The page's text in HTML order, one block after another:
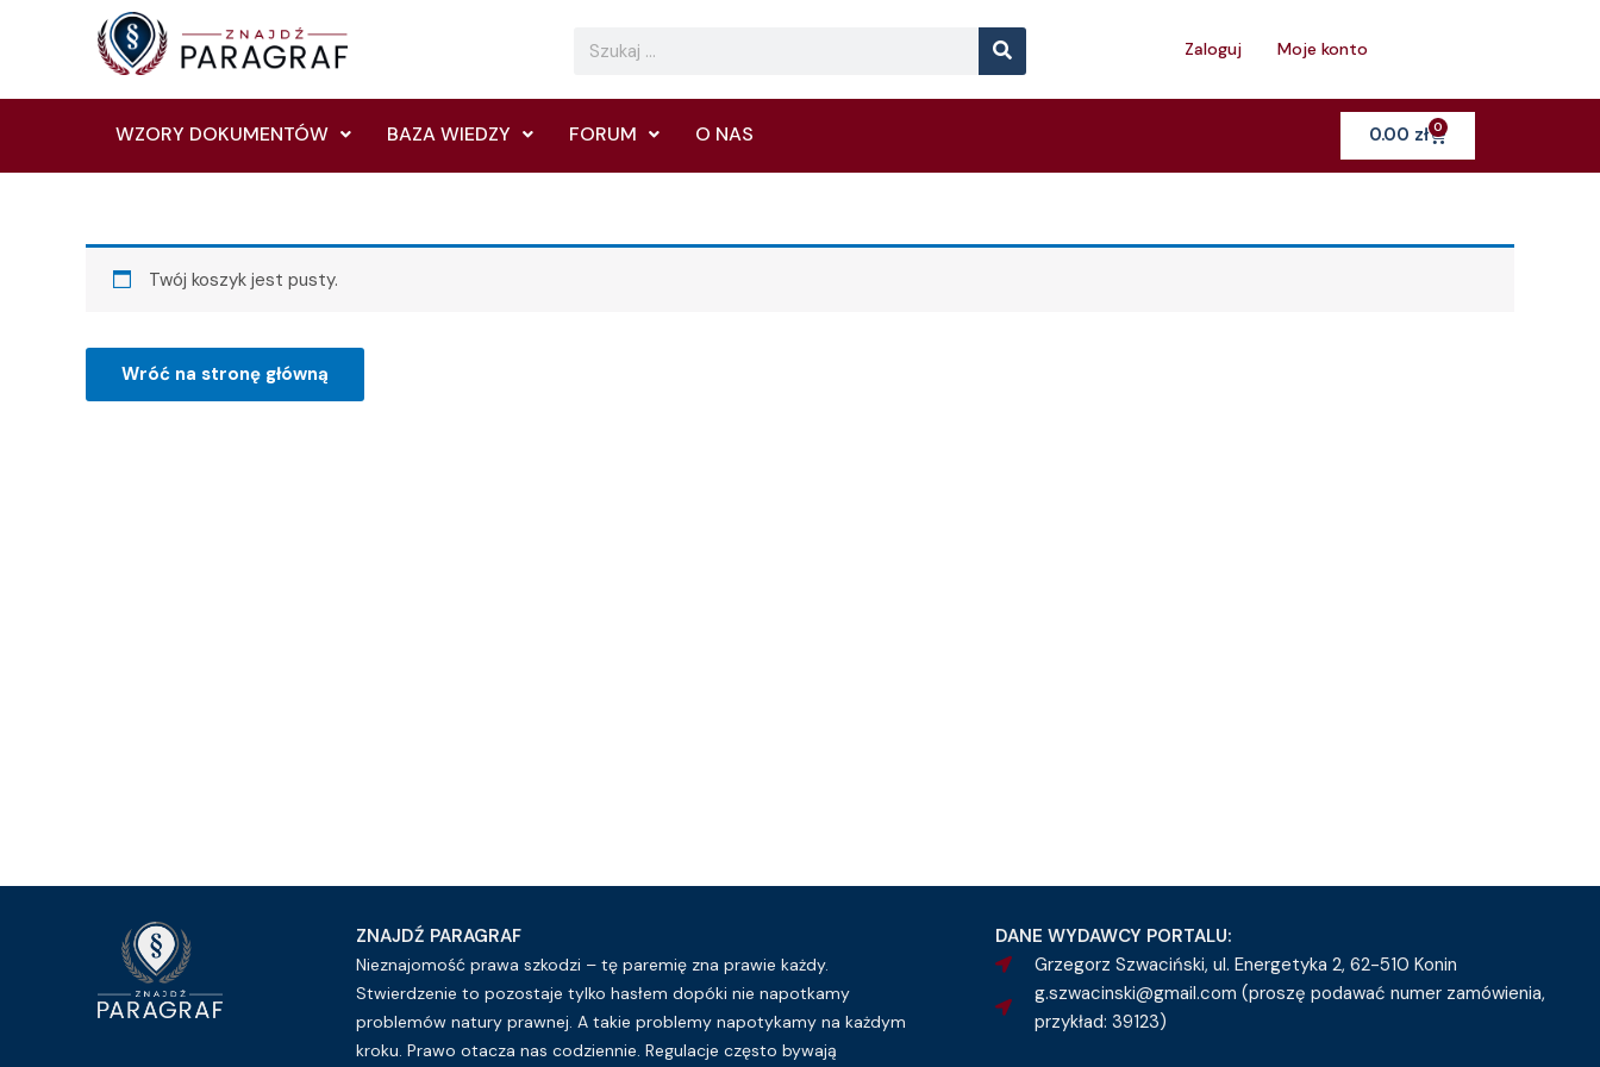
Search Search
Zaloguj Moje konto
WZORY DOKUMENTÓW BAZA WIEDZY FORUM O NAS 0.00 zł 0Cart
Twój koszyk jest pusty.
Wróć na stronę główną
ZNAJDŹ PARAGRAF
Nieznajomość prawa szkodzi – tę paremię zna prawie każdy.
Stwierdzenie to pozostaje tylko hasłem dopóki nie napotkamy
problemów natury prawnej. A takie problemy napotykamy na każdym
kroku. Prawo otacza nas codziennie. Regulacje często bywają
DANE WYDAWCY PORTALU:
Grzegorz Szwaciński, ul. Energetyka 2, 62-510 Konin
g.szwacinski@gmail.com (proszę podawać numer zamówienia,
przykład: 39123)